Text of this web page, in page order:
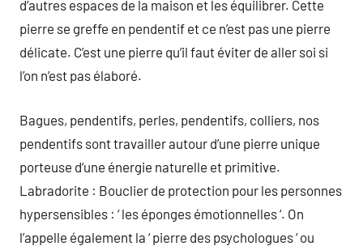
d’autres espaces de la maison et les équilibrer. Cette
pierre se greffe en pendentif et ce n’est pas une pierre
délicate. C’est une pierre qu’il faut éviter de aller soi si
l’on n’est pas élaboré.
Bagues, pendentifs, perles, pendentifs, colliers, nos
pendentifs sont travailler autour d’une pierre unique
porteuse d’une énergie naturelle et primitive.
Labradorite : Bouclier de protection pour les personnes
hypersensibles : ‘ les éponges émotionnelles ‘. On
l’appelle également la ‘ pierre des psychologues ‘ ou